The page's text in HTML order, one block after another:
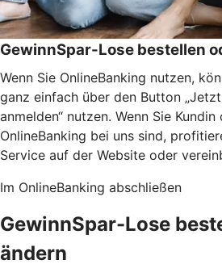
GewinnSpar-Lose bestellen
Wenn Sie OnlineBanking nutzen,
ganz einfach über den Button
anmelden“ nutzen. Wenn Sie
OnlineBanking bei uns sind,
Service auf der Website oder
Im OnlineBanking abschließen
GewinnSpar-Lose
ändern